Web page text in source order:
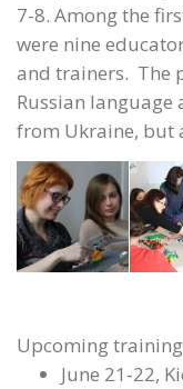
7-8. Among the
were nine
and trainers. The
Russian
from Ukraine, but
Upcoming training
June 21-22,